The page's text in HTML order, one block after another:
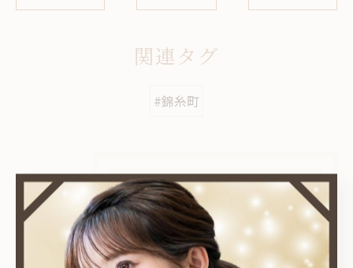
関連タグ
#錦糸町
カテゴリー Categories
全てのカテゴリー
耳つぼ